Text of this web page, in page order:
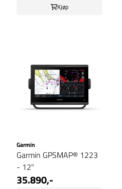
Kjøp
Garmin
Garmin GPSMAP® 1223
- 12"
35.890,-